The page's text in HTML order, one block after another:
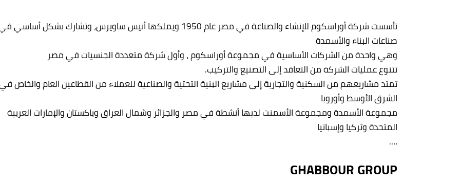
تأسست شركة أوراسكوم للإنشاء والصناعة في مصر عام 1950 ويملكها أنيس ساويرس، وتشارك بشكل أساسي
صناعات البناء والأسمدة
وهي واحدة من الشركات الأساسية في مجموعة أوراسكوم ، وأول شركة متعددة الجنسيات في مصر
تتنوع عمليات الشركة من التعاقد إلى التصنيع والتركيب.
تمتد مشاريعهم من السكنية والتجارية إلى مشاريع البنية التحتية والصناعية للعملاء من القطاعين العام والخاص
الشرق الأوسط وأوروبا
مجموعة الأسمدة ومجموعة الأسمنت لديها أنشطة في مصر والجزائر وشمال العراق وباكستان والإمارات العربية
المتحدة وتركيا وإسبانيا
….
GHABBOUR GROUP